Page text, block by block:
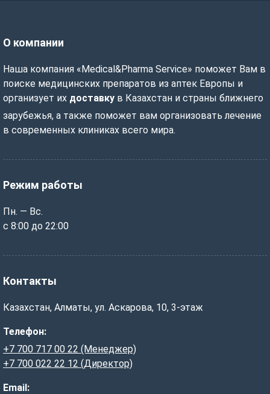
О компании
Наша компания «Medical&Pharma Service» поможет Вам в
поиске медицинских препаратов из аптек Европы и
организует их доставку в Казахстан и страны ближнего
зарубежья, а также поможет вам организовать лечение
в современных клиниках всего мира.
Режим работы
Пн. — Вс.
с 8:00 до 22:00
Контакты
Казахстан, Алматы, ул. Аскарова, 10, 3-этаж
Телефон:
+7 700 717 00 22 (Менеджер)
+7 700 022 22 12 (Директор)
Email: